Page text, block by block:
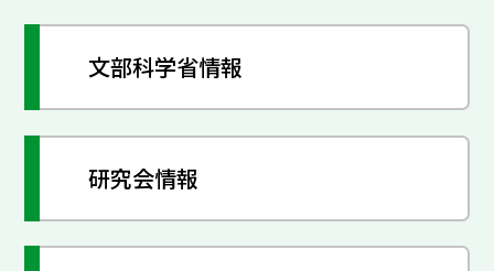
文部科学省情報
研究会情報